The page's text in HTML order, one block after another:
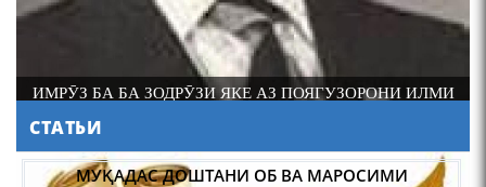
АБУЛҚОСИМ ЛОҲУТӢ /
ABULQOSIM LOHUTY/
ИМРӮЗ БА БА ЗОДРӮЗИ ЯКЕ АЗ ПОЯГУЗОРОНИ ИЛМИ
СТАТЬИ
НАВГАРОӢ ДАР “САДОИ МАҲШАР” АСКАР ҲАКИМ